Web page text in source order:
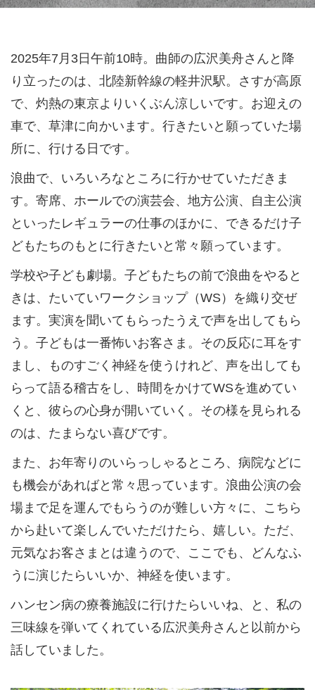
2025年7月3日午前10時。曲師の広沢美舟さんと降
り立ったのは、北陸新幹線の軽井沢駅。さすが高原
で、灼熱の東京よりいくぶん涼しいです。お迎えの
車で、草津に向かいます。行きたいと願っていた場
所に、行ける日です。
浪曲で、いろいろなところに行かせていただきま
す。寄席、ホールでの演芸会、地方公演、自主公演
といったレギュラーの仕事のほかに、できるだけ子
どもたちのもとに行きたいと常々願っています。
学校や子ども劇場。子どもたちの前で浪曲をやると
きは、たいていワークショップ（WS）を織り交ぜ
ます。実演を聞いてもらったうえで声を出してもら
う。子どもは一番怖いお客さま。その反応に耳をす
まし、ものすごく神経を使うけれど、声を出しても
らって語る稽古をし、時間をかけてWSを進めてい
くと、彼らの心身が開いていく。その様を見られる
のは、たまらない喜びです。
また、お年寄りのいらっしゃるところ、病院などに
も機会があればと常々思っています。浪曲公演の会
場まで足を運んでもらうのが難しい方々に、こちら
から赴いて楽しんでいただけたら、嬉しい。ただ、
元気なお客さまとは違うので、ここでも、どんなふ
うに演じたらいいか、神経を使います。
ハンセン病の療養施設に行けたらいいね、と、私の
三味線を弾いてくれている広沢美舟さんと以前から
話していました。